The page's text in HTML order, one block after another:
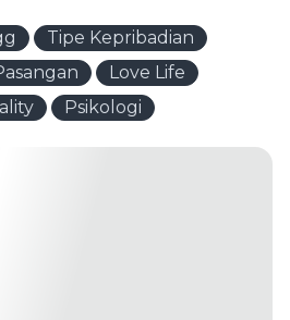
Tipe Kepribadian
Love Life
Psikologi